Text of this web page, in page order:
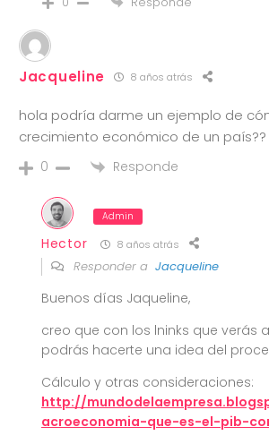
Jacqueline 8 años atrás
hola podría darme un ejemplo de
crecimiento económico de un país??
0 Responde
Admin
Hector 8 años atrás
Responder a Jacqueline
Buenos días Jaqueline,
creo que con los lninks que verás
podrás hacerte una idea del
Cálculo y otras consideraciones:
http://
acroeconomia-que-es-el-pib-